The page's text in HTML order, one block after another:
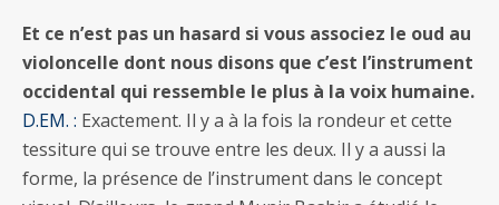
Et ce n’est pas un hasard si vous associez le oud au
violoncelle dont nous disons que c’est l’instrument
occidental qui ressemble le plus à la voix humaine.
D.EM. : Exactement. Il y a à la fois la rondeur et cette
tessiture qui se trouve entre les deux. Il y a aussi la
forme, la présence de l’instrument dans le concept